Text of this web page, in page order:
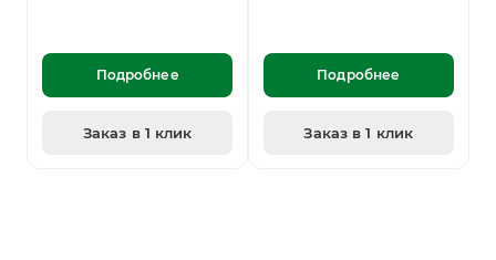
Подробнее
Заказ в 1 клик
Подробнее
Заказ в 1 клик